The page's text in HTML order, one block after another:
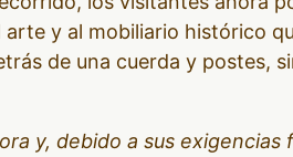
y al mobiliario histórico
de una cuerda y postes,
y, debido a sus exigencias